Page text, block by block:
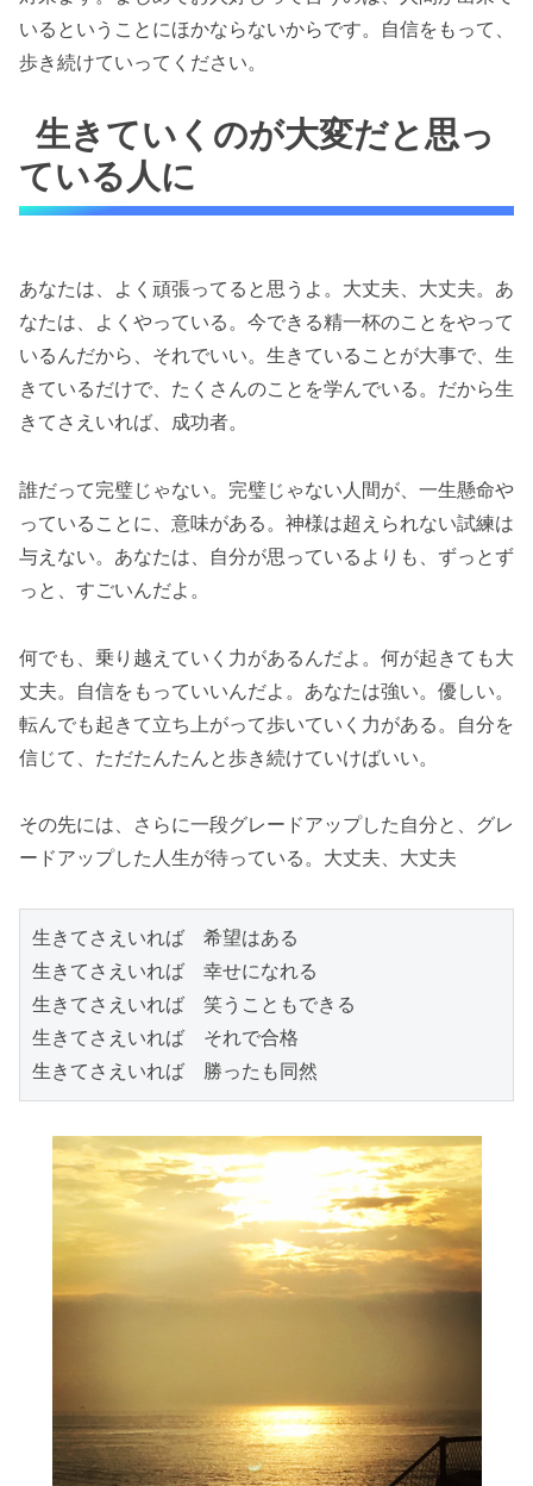
いるということにほかならないからです。自信をもって、
歩き続けていってください。
生きていくのが大変だと思っ
ている人に
あなたは、よく頑張ってると思うよ。大丈夫、大丈夫。あ
なたは、よくやっている。今できる精一杯のことをやって
いるんだから、それでいい。生きていることが大事で、生
きているだけで、たくさんのことを学んでいる。だから生
きてさえいれば、成功者。
誰だって完璧じゃない。完璧じゃない人間が、一生懸命や
っていることに、意味がある。神様は超えられない試練は
与えない。あなたは、自分が思っているよりも、ずっとず
っと、すごいんだよ。
何でも、乗り越えていく力があるんだよ。何が起きても大
丈夫。自信をもっていいんだよ。あなたは強い。優しい。
転んでも起きて立ち上がって歩いていく力がある。自分を
信じて、ただたんたんと歩き続けていけばいい。
その先には、さらに一段グレードアップした自分と、グレ
ードアップした人生が待っている。大丈夫、大丈夫
生きてさえいれば　希望はある
生きてさえいれば　幸せになれる
生きてさえいれば　笑うこともできる
生きてさえいれば　それで合格
生きてさえいれば　勝ったも同然